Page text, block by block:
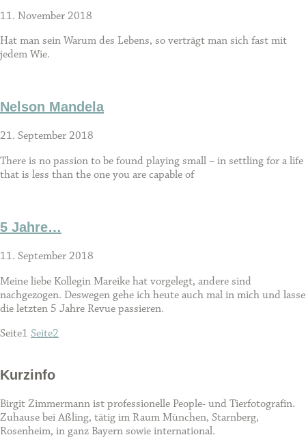
11. November 2018
Hat man sein Warum des Lebens, so verträgt man sich fast mit
jedem Wie.
Nelson Mandela
21. September 2018
There is no passion to be found playing small – in settling for a life
that is less than the one you are capable of
5 Jahre…
11. September 2018
Meine liebe Kollegin Mareike hat vorgelegt, andere sind
nachgezogen. Deswegen gehe ich heute auch mal in mich und lasse
die letzten 5 Jahre Revue passieren.
Seite1 Seite2
Kurzinfo
Birgit Zimmermann ist professionelle People- und Tierfotografin.
Zuhause bei Aßling, tätig im Raum München, Starnberg,
Rosenheim, in ganz Bayern sowie international.